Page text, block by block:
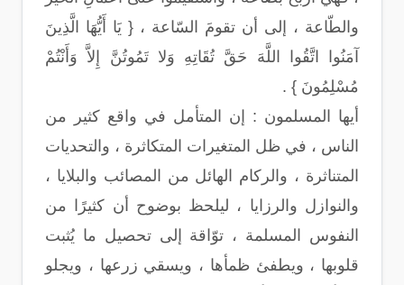
والطّاعة ، إلى أن تقومَ السّاعة ، { يَا أَيُّهَا الَّذِينَ
آمَنُوا اتَّقُوا اللَّهَ حَقَّ تُقَاتِهِ وَلا تَمُوتُنَّ إِلاَّ وَأَنْتُمْ
مُسْلِمُونَ } .
أيها المسلمون : إن المتأمل في واقع كثير من
الناس ، في ظل المتغيرات المتكاثرة ، والتحديات
المتناثرة ، والركام الهائل من المصائب والبلايا ،
والنوازل والرزايا ، ليلحظ بوضوح أن كثيرًا من
النفوس المسلمة ، توّاقة إلى تحصيل ما يُثبت
قلوبها ، ويطفئ ظمأها ، ويسقي زرعها ، ويجلو